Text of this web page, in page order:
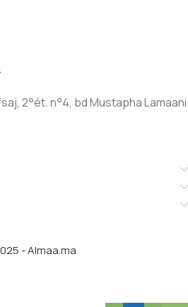
2°ét. n°4, bd Mustapha Lamaani
- Almaa.ma